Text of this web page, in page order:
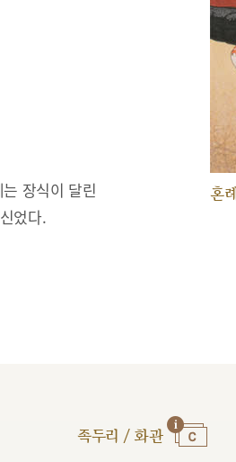
혼
장식이 달린
었다.
족두리 / 화관